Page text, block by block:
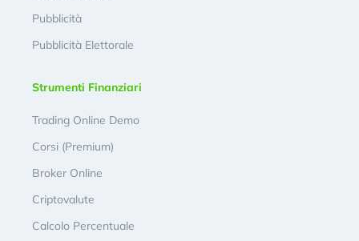
Pubblicità
Pubblicità Elettorale
Strumenti Finanziari
Trading Online Demo
Corsi (Premium)
Broker Online
Criptovalute
Calcolo Percentuale